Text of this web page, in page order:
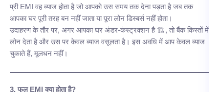
प्री EMI वह ब्याज होता है जो आपको उस समय तक देना पड़ता है जब तक
आपका घर पूरी तरह बन नहीं जाता या पूरा लोन डिस्बर्स नहीं होता।
उदाहरण के तौर पर, अगर आपका घर अंडर-कंस्ट्रक्शन है 🏗️, तो बैंक किस्तों में
लोन देता है और उस पर केवल ब्याज वसूलता है। इस अवधि में आप केवल ब्याज
चुकाते हैं, मूलधन नहीं।
3. फुल EMI क्या होता है?